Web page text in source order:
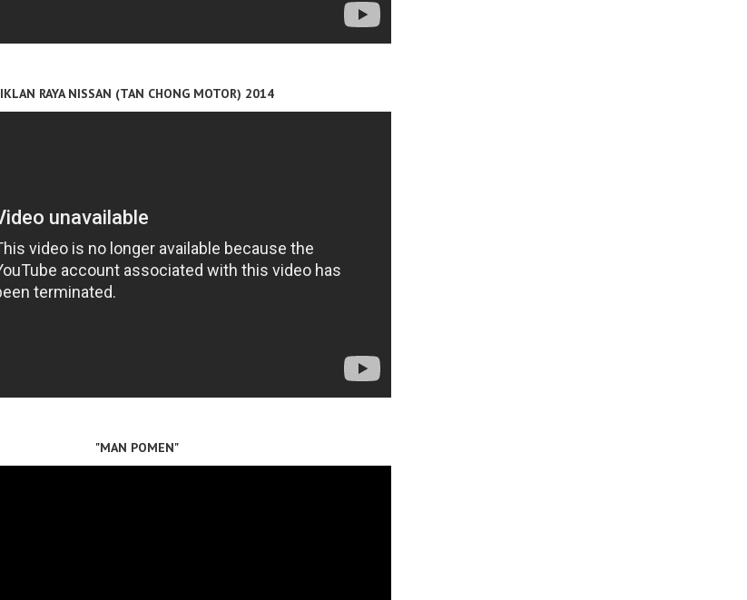
IKLAN RAYA NISSAN (TAN CHONG MOTOR) 2014
"MAN POMEN"